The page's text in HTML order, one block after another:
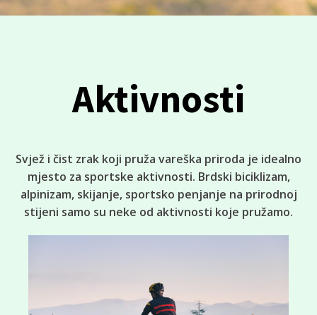
Aktivnosti
Svjež i čist zrak koji pruža vareška priroda je idealno
mjesto za sportske aktivnosti. Brdski biciklizam,
alpinizam, skijanje, sportsko penjanje na prirodnoj
stijeni samo su neke od aktivnosti koje pružamo.